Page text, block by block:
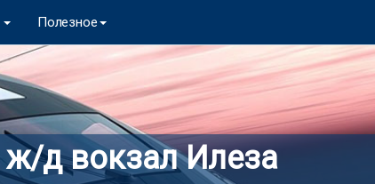
Полезное
д вокзал Илеза